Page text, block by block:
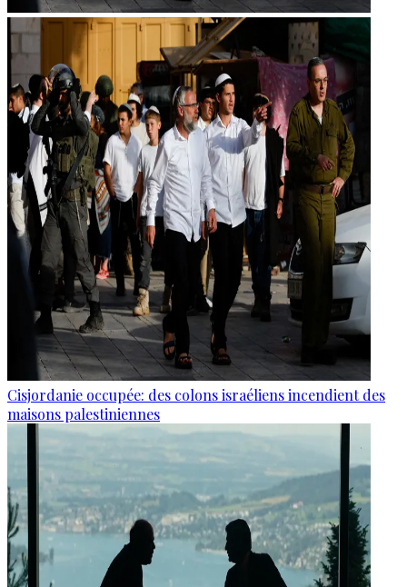
Cisjordanie occupée: des colons israéliens incendient des
maisons palestiniennes